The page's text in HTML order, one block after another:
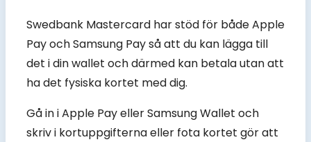
Swedbank Mastercard har stöd för både Apple
Pay och Samsung Pay så att du kan lägga till
det i din wallet och därmed kan betala utan att
ha det fysiska kortet med dig.
Gå in i Apple Pay eller Samsung Wallet och
skriv i kortuppgifterna eller fota kortet gör att